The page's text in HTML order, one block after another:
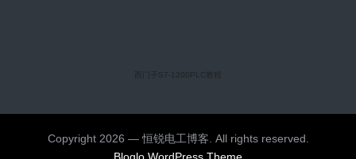
西门子S7-1200PLC教程
Copyright 2026 — 恒锐电工博客. All rights reserved.